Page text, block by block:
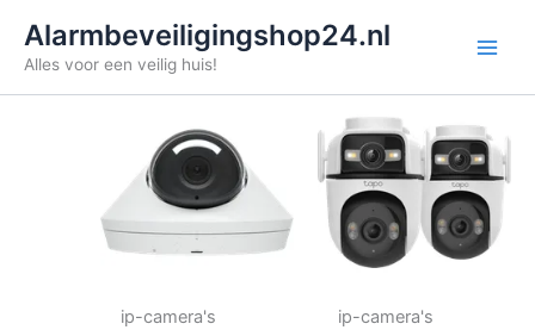
naar
inhoud
Alarmbeveiligingshop24.nl
Alles voor een veilig huis!
ip-camera's ip-camera's